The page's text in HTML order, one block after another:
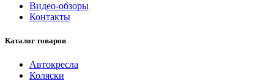
Видео-обзоры
Контакты
Каталог товаров
Автокресла
Коляски